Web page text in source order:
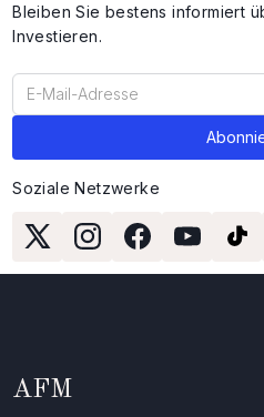
Bleiben Sie bestens informiert
Investieren.
Soziale Netzwerke
AFM